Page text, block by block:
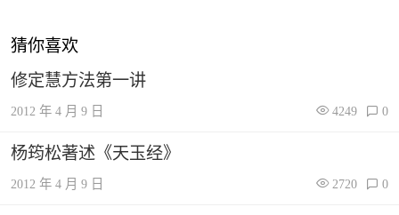
猜你喜欢
修定慧方法第一讲
2012 年 4 月 9 日 4249 0
杨筠松著述《天玉经》
2012 年 4 月 9 日 2720 0